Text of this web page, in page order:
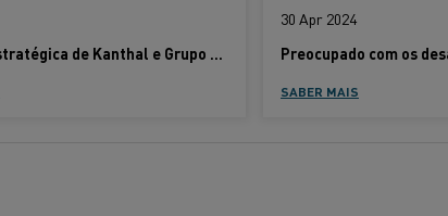
Parceria estratégica de Kanthal e Grupo Rath estabelecida para revolucionar o setor de aquecimento industrial
30 Apr 2024
SABER MAIS